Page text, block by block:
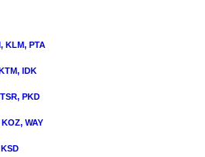
KLM, PTA
IDK
PKD
WAY